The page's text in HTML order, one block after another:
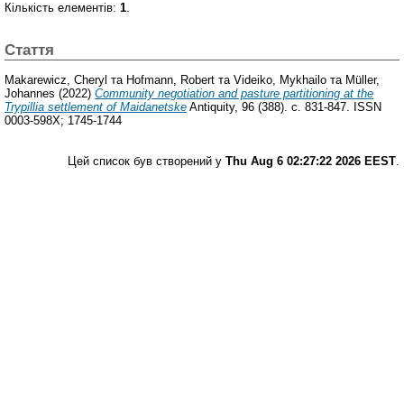
Кількість елементів: 1.
Стаття
Makarewicz, Cheryl та Hofmann, Robert та Videiko, Mykhailo та Müller,
Johannes (2022) Community negotiation and pasture partitioning at the
Trypillia settlement of Maidanetske Antiquity, 96 (388). с. 831-847. ISSN
0003-598X; 1745-1744
Цей список був створений у Thu Aug 6 02:27:22 2026 EEST